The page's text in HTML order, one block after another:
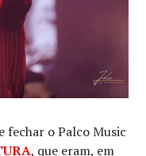
fechar o Palco Music
, que eram, em